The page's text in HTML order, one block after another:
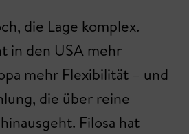
die Lage komplex.
in den USA mehr
mehr Flexibilität – und
die über reine
Filosa hat